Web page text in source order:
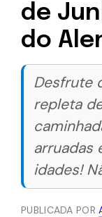
de
do
Desfrute
repleta
arruadas
idades!
PUBLICADA POR